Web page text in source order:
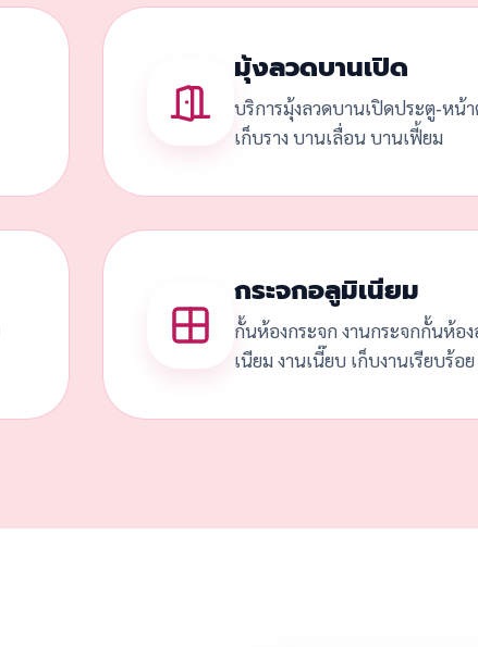
มุ้งลวดบานเปิด
บริการมุ้งลวดบานเปิดประตู-หน้า
เก็บราง บานเลื่อน บานเฟี้ยม
กระจกอลูมิเนียม
กั้นห้องกระจก งานกระจกกั้นห้อ
เนียม งานเนี๊ยบ เก็บงานเรียบร้อย